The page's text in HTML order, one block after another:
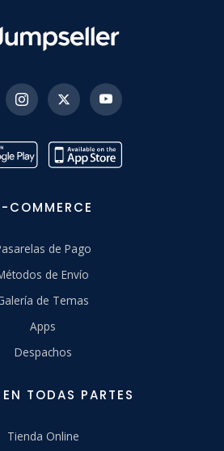
COMMERCE
de Pago
de Envío
de Temas
Apps
Despachos
TODAS PARTES
Tienda Online